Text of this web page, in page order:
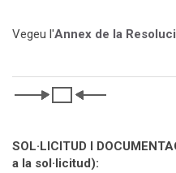
Vegeu l'Annex de la
SOL·LICITUD I
a la sol·licitud):